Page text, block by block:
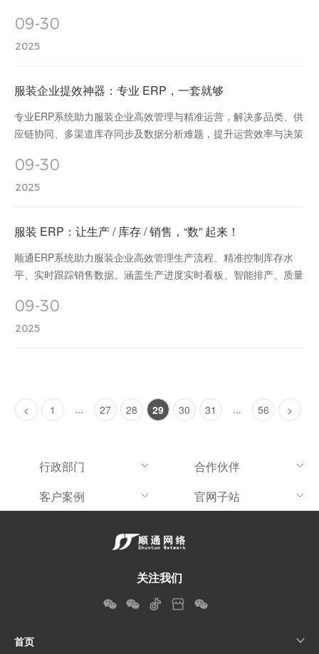
必由之路。
09-30
2025
服装企业提效神器：专业 ERP，一套就够
专业ERP系统助力服装企业高效管理与精准运营，解决多品类、供
应链协同、多渠道库存同步及数据分析难题，提升运营效率与决策
09-30
2025
服装 ERP：让生产 / 库存 / 销售，“数” 起来！
顺通ERP系统助力服装企业高效管理生产流程、精准控制库存水
平、实时跟踪销售数据。涵盖生产进度实时看板、智能排产、质量
低库存成本30%，提升周转率45%。专为服装行业定制，15年经
验，500+成功案例，免费demo体验，助您决胜数字化转型！
09-30
2025
< 1 ... 27 28 29 30 31 ... 56 >
行政部门
合作伙伴
客户案例
官网子站
关注我们
首页